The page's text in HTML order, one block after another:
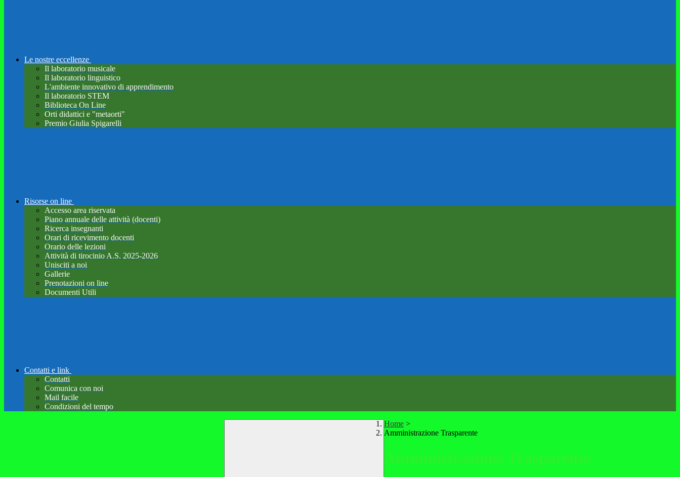
Le nostre eccellenze
Il laboratorio musicale
Il laboratorio linguistico
L'ambiente innovativo di apprendimento
Il laboratorio STEM
Biblioteca On Line
Orti didattici e "metaorti"
Premio Giulia Spigarelli
Risorse on line
Accesso area riservata
Piano annuale delle attività (docenti)
Ricerca insegnanti
Orari di ricevimento docenti
Orario delle lezioni
Attività di tirocinio A.S. 2025-2026
Unisciti a noi
Gallerie
Prenotazioni on line
Documenti Utili
Contatti e link
Contatti
Comunica con noi
Mail facile
Condizioni del tempo
Home >
Amministrazione Trasparente
Amministrazione Trasparente